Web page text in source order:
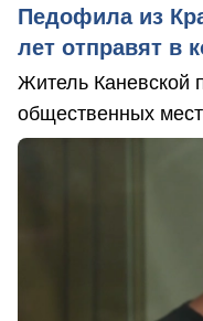
Педофила из
лет отправят в
Житель Каневской
общественных